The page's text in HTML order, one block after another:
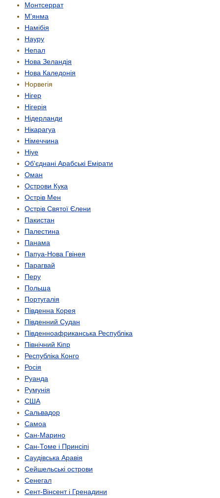
Монтсеррат
М'янма
Намібія
Науру
Непал
Нова Зеландія
Нова Каледонія
Норвегія
Нігер
Нігерія
Нідерланди
Нікарагуа
Німеччина
Ніуе
Об'єднані Арабські Емірати
Оман
Острови Кука
Острів Мен
Острів Святої Єлени
Пакистан
Палестина
Панама
Папуа-Нова Гвінея
Парагвай
Перу
Польща
Португалія
Південна Корея
Південний Судан
Південно­африканська Республіка
Північний Кіпр
Республіка Конго
Росія
Руанда
Румунія
США
Сальвадор
Самоа
Сан-Марино
Сан-Томе і Принсіпі
Саудівська Аравія
Сейшельські острови
Сенегал
Сент-Вінсент і Гренадини